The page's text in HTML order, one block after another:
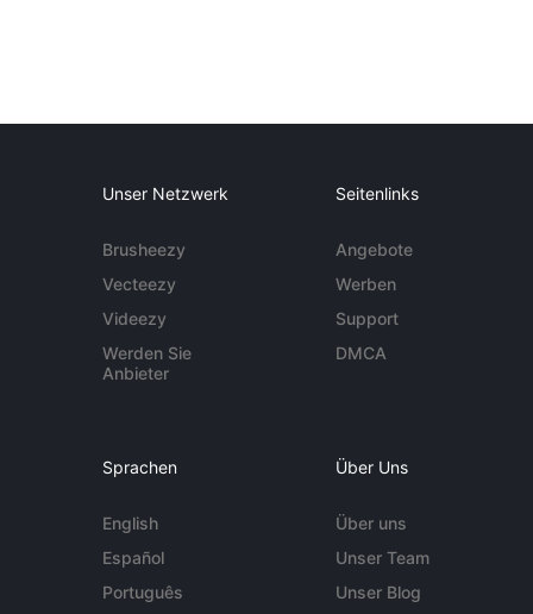
Unser Netzwerk
Brusheezy
Vecteezy
Videezy
Werden Sie
Anbieter
Seitenlinks
Angebote
Werben
Support
DMCA
Sprachen
English
Español
Português
Über Uns
Über uns
Unser Team
Unser Blog